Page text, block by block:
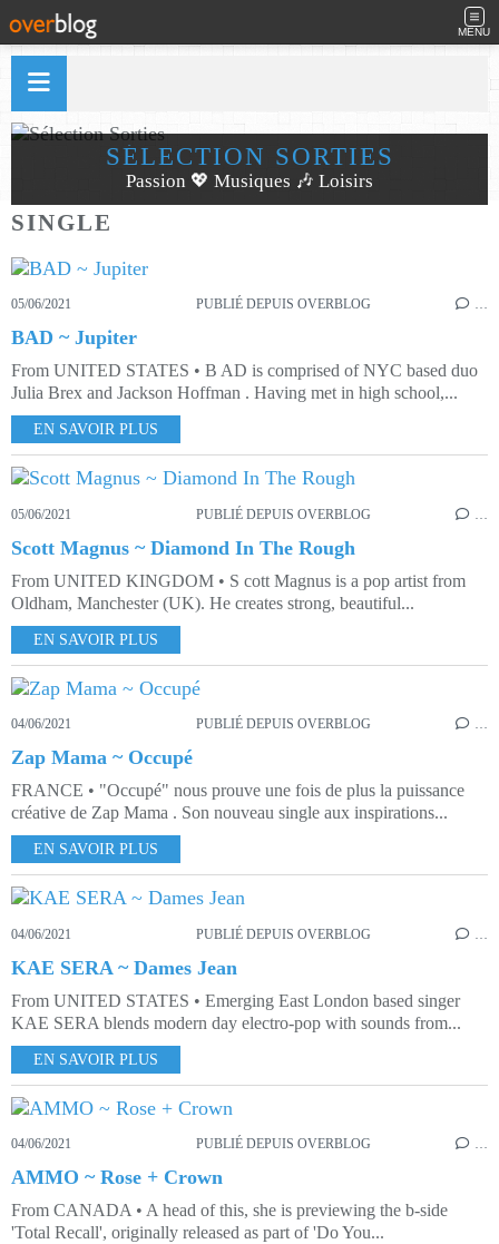
MENU
SÉLECTION SORTIES
Passion 💖 Musiques 🎶 Loisirs
SINGLE
05/06/2021 PUBLIÉ DEPUIS OVERBLOG …
BAD ~ Jupiter
From UNITED STATES • B AD is comprised of NYC based duo
Julia Brex and Jackson Hoffman . Having met in high school,...
EN SAVOIR PLUS
05/06/2021 PUBLIÉ DEPUIS OVERBLOG
Scott Magnus ~ Diamond In The Rough
From UNITED KINGDOM • S cott Magnus is a pop artist from
Oldham, Manchester (UK). He creates strong, beautiful...
EN SAVOIR PLUS
04/06/2021 PUBLIÉ DEPUIS OVERBLOG …
Zap Mama ~ Occupé
FRANCE • "Occupé" nous prouve une fois de plus la puissance
créative de Zap Mama . Son nouveau single aux inspirations...
EN SAVOIR PLUS
04/06/2021 PUBLIÉ DEPUIS OVERBLOG
KAE SERA ~ Dames Jean
From UNITED STATES • Emerging East London based singer
KAE SERA blends modern day electro-pop with sounds from...
EN SAVOIR PLUS
04/06/2021 PUBLIÉ DEPUIS OVERBLOG …
AMMO ~ Rose + Crown
From CANADA • A head of this, she is previewing the b-side
'Total Recall', originally released as part of 'Do You...